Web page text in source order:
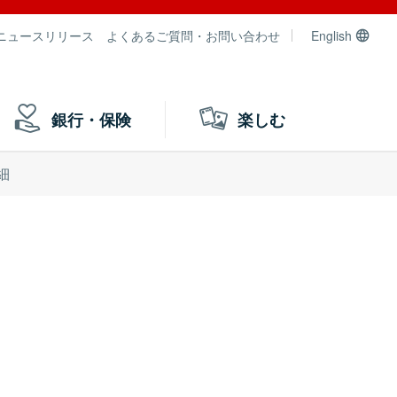
ュースリリース よくあるご質問・お問い合わせ English
銀行・保険 楽しむ